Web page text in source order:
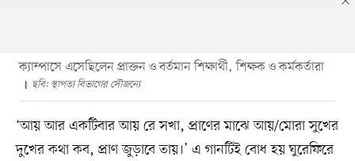
ক্যাম্পাসে এসেছিলেন প্রাক্তন ও বর্তমান শিক্ষার্থী, শিক্ষক ও কর্মকর্তারা
ছবি: স্থাপত‍্য বিভাগের সৌজন‍্যে
‘আয় আর একটিবার আয় রে সখা, প্রাণের মাঝে আয়/মোরা সুখের
দুখের কথা কব, প্রাণ জুড়াবে তায়।’ এ গানটিই বোধ হয় ঘুরেফিরে